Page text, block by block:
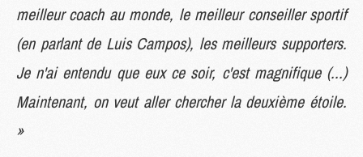
meilleur coach au monde, le meilleur conseiller sportif
(en parlant de Luis Campos), les meilleurs supporters.
Je n'ai entendu que eux ce soir, c'est magnifique (...)
Maintenant, on veut aller chercher la deuxième étoile.
»